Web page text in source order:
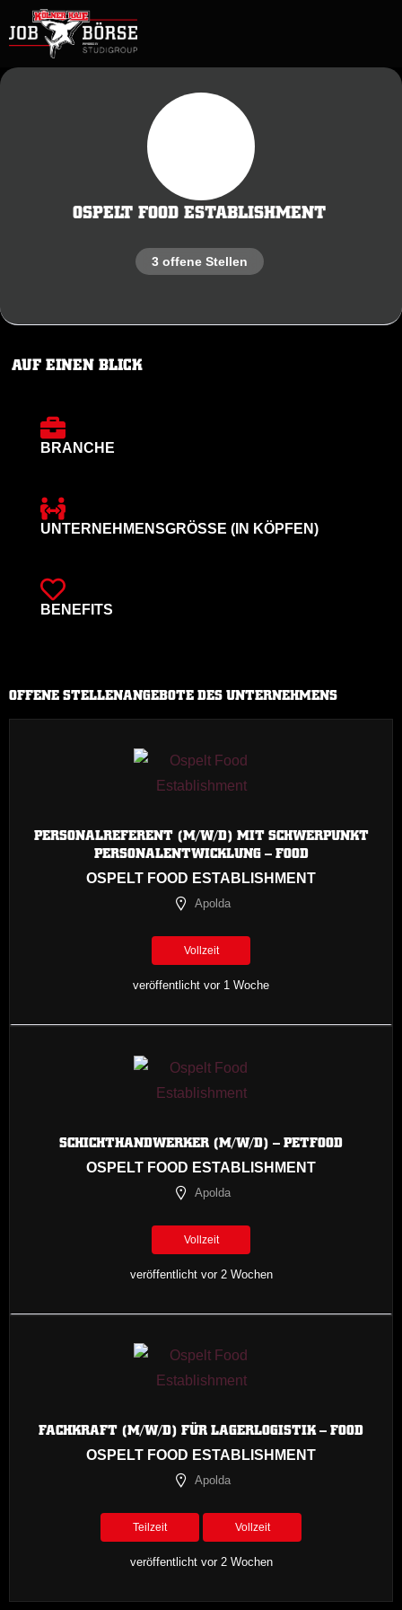
OSPELT FOOD ESTABLISHMENT
3 offene Stellen
OFFENE STELLENANGEBOTE DES UNTERNEHMENS
PERSONALREFERENT (M/W/D) MIT SCHWERPUNKT
PERSONALENTWICKLUNG – FOOD
OSPELT FOOD ESTABLISHMENT
Apolda
Vollzeit
veröffentlicht vor 1 Woche
SCHICHTHANDWERKER (M/W/D) – PETFOOD
OSPELT FOOD ESTABLISHMENT
Apolda
Vollzeit
veröffentlicht vor 2 Wochen
FACHKRAFT (M/W/D) FÜR LAGERLOGISTIK – FOOD
OSPELT FOOD ESTABLISHMENT
Apolda
Teilzeit Vollzeit
veröffentlicht vor 2 Wochen
AUF EINEN BLICK
BRANCHE
UNTERNEHMENSGRÖSSE (IN KÖPFEN)
BENEFITS